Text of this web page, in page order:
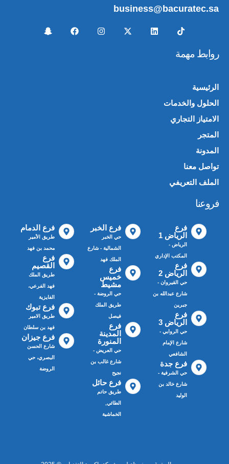
business@bacuratec.sa
روابط مهمة
الرئيسية
الحلول والخدمات
الامتياز التجاري
المتجر
المدونة
تواصل معنا
الملف التعريفي
فروعنا
فرع
الرياض 1
الرياض -
المكتب الإداري
فرع
الرياض 2
حي القيروان -
شارع عبدالله بن
جبرين
فرع
الرياض 3
حي الروابي -
شارع الإمام
الشافعي
فرع جدة
حي الشرفية -
شارع خالد بن
الوليد
فرع الخبر
حي الخبر
الشمالية - شارع
الملك فهد
فرع
خميس
مشيط
حي الروضة -
طريق الملك
فيصل
فرع
المدينة
المنورة
حي العريض -
شارع غالب بن
نجيح
فرع حائل
طريق حاتم
الطائي,
الخماشية
فرع الدمام
طريق الأمير
محمد بن فهد
فرع
القصيم
طريق الملك
فهد الفرعي،
الفايزية
فرع تبوك
طريق الامير
فهد بن سلطان
فرع جيزان
شارع الحسن
البصري، حي
الروضة